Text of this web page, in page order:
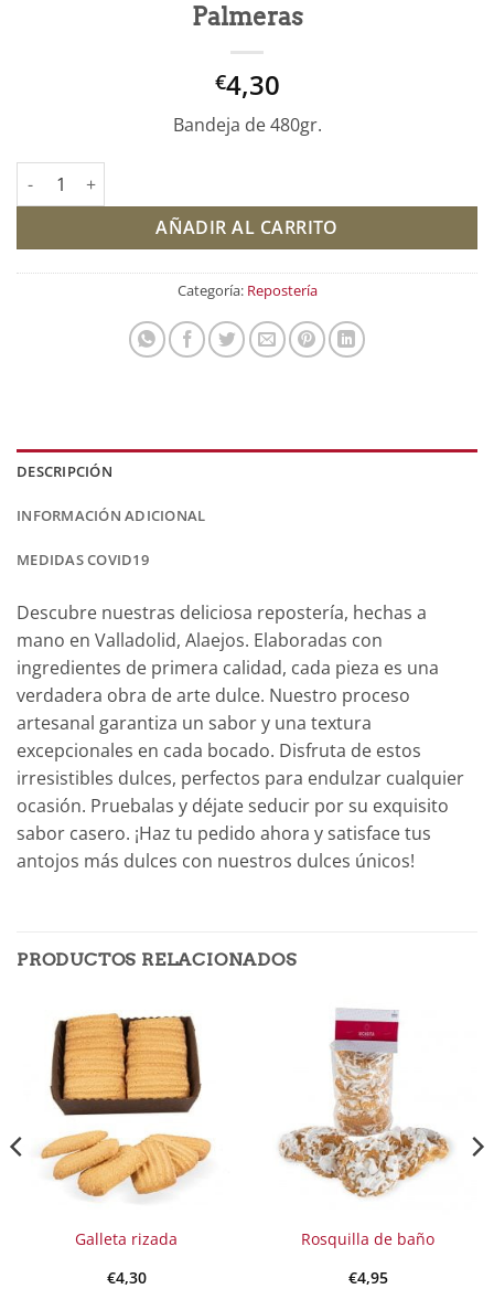
Palmeras
€4,30
Bandeja de 480gr.
Palmeras cantidad
AÑADIR AL CARRITO
Categoría: Repostería
DESCRIPCIÓN
INFORMACIÓN ADICIONAL
MEDIDAS COVID19
Descubre nuestras deliciosa repostería, hechas a
mano en Valladolid, Alaejos. Elaboradas con
ingredientes de primera calidad, cada pieza es una
verdadera obra de arte dulce. Nuestro proceso
artesanal garantiza un sabor y una textura
excepcionales en cada bocado. Disfruta de estos
irresistibles dulces, perfectos para endulzar cualquier
ocasión. Pruebalas y déjate seducir por su exquisito
sabor casero. ¡Haz tu pedido ahora y satisface tus
antojos más dulces con nuestros dulces únicos!
PRODUCTOS RELACIONADOS
Galleta rizada
€4,30
Rosquilla de baño
€4,95